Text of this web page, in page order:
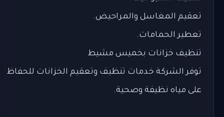
تعقيم المغاسل والمراحيض.
تعطير الحمامات.
تنظيف خزانات بخميس مشيط
توفر الشركة خدمات تنظيف وتعقيم الخزانات للحفاظ
على مياه نظيفة وصحية.